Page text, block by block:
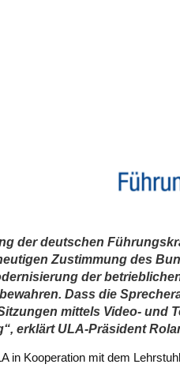
der deutschen
Zustimmung des
der
Dass die
mittels Video- und
erklärt ULA-Präsident
in Kooperation mit dem